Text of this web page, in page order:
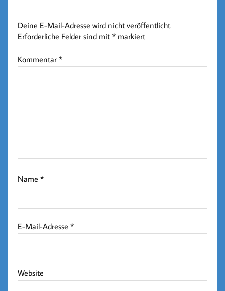
Deine E-Mail-Adresse wird nicht veröffentlicht.
Erforderliche Felder sind mit* markiert
Kommentar*
Name*
E-Mail-Adresse*
Website